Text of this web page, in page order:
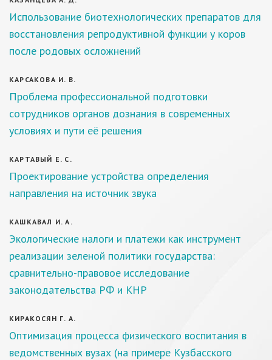
Использование биотехнологических препаратов для
восстановления репродуктивной функции у коров
после родовых осложнений
КАРСАКОВА И. В.
Проблема профессиональной подготовки
сотрудников органов дознания в современных
условиях и пути её решения
КАРТАВЫЙ Е. С.
Проектирование устройства определения
направления на источник звука
КАШКАВАЛ И. А.
Экологические налоги и платежи как инструмент
реализации зеленой политики государства:
сравнительно-правовое исследование
законодательства РФ и КНР
КИРАКОСЯН Г. А.
Оптимизация процесса физического воспитания в
ведомственных вузах (на примере Кузбасского